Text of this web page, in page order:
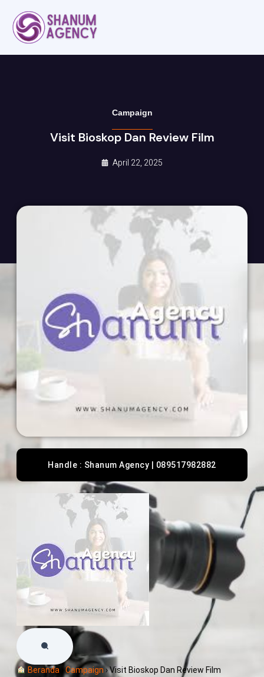
Campaign
Visit Bioskop Dan Review Film
April 22, 2025
Handle : Shanum Agency | 089517982882
Beranda Campaign ›Visit Bioskop Dan Review Film